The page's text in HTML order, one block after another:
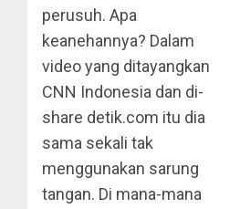
perusuh. Apa
keanehannya? Dalam
video yang ditayangkan
CNN Indonesia dan di-
share detik.com itu dia
sama sekali tak
menggunakan sarung
tangan. Di mana-mana